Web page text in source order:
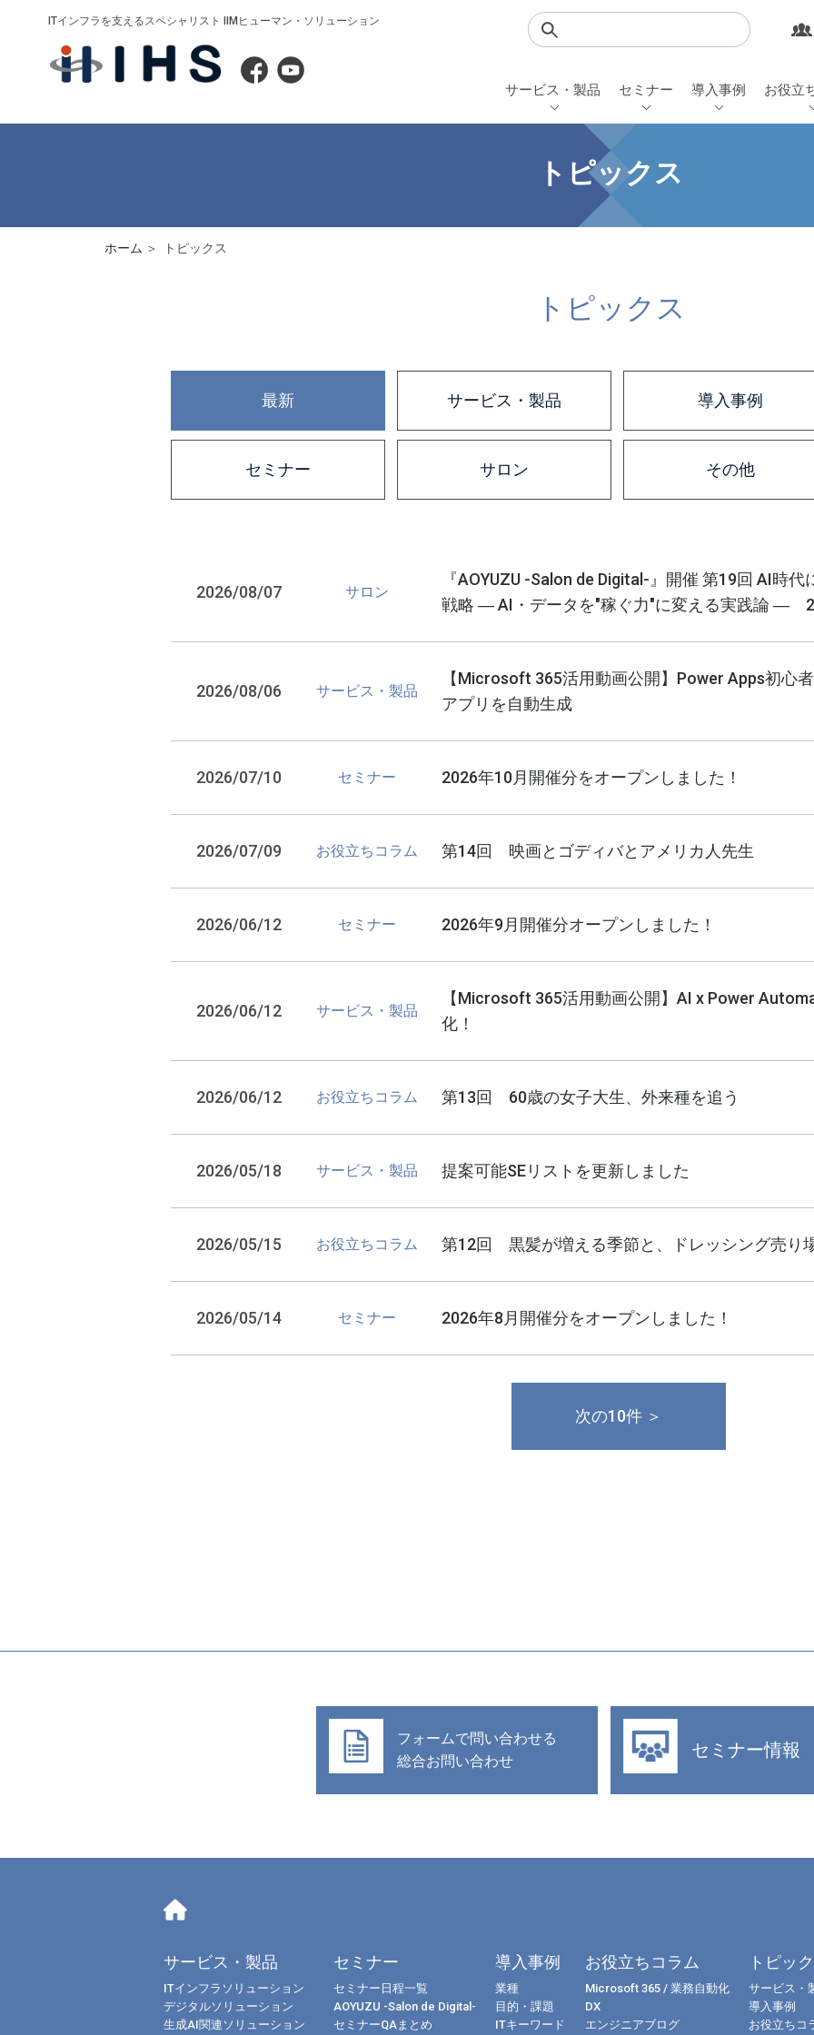
ITインフラを支えるスペシャリスト IIMヒューマン・ソリューション
サービス・製品 セミナー 導入事例 お役立
トピックス
ホーム トピックス
トピックス
最新 サービス・製品 導入事例
セミナー サロン その他
2026/08/07 サロン
『AOYUZU -Salon de Digital-』開催 第19回 AI時
戦略 ― AI・データを"稼ぐ力"に変える実践論 ―
2026/08/06 サービス・製品
【Microsoft 365活用動画公開】Power Apps初心
アプリを自動生成
2026/07/10 セミナー 2026年10月開催分をオープンしました！
2026/07/09 お役立ちコラム 第14回 映画とゴディバとアメリカ人先生
2026/06/12 セミナー 2026年9月開催分オープンしました！
2026/06/12 サービス・製品
【Microsoft 365活用動画公開】AI x Power
化！
2026/06/12 お役立ちコラム 第13回 60歳の女子大生、外来種を追う
2026/05/18 サービス・製品 提案可能SEリストを更新しました
2026/05/15 お役立ちコラム 第12回 黒髪が増える季節と、ドレッシング売り
2026/05/14 セミナー 2026年8月開催分をオープンしました！
次の10件 ＞
フォームで問い合わせる
総合お問い合わせ
セミナー情報
サービス・製品
ITインフラソリューション
デジタルソリューション
生成AI関連ソリューション
セミナー
セミナー日程一覧
AOYUZU -Salon de Digital-
セミナーQAまとめ
導入事例
業種
目的・課題
ITキーワード
お役立ちコラム
Microsoft 365 / 業務自動化
DX
エンジニアブログ
トピッ
サービス・
導入事例
お役立ちコ